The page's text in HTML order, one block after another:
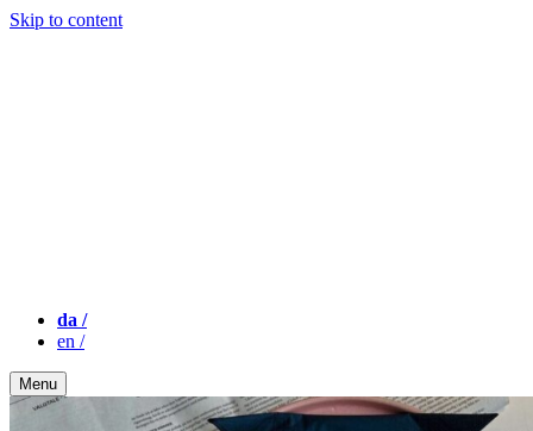
Skip to content
da /
en /
Menu